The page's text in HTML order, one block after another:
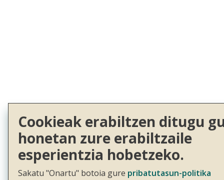
Cookieak erabiltzen ditugu
honetan zure erabiltzaile
esperientzia hobetzeko.
Sakatu "Onartu" botoia gure pribatutasun-politika